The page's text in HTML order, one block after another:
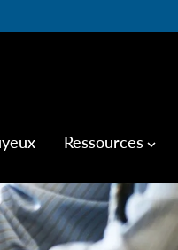
Ressources keyboard_arrow_down